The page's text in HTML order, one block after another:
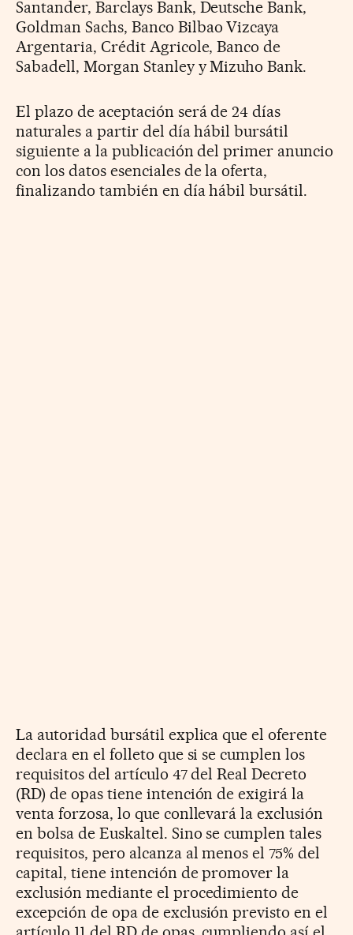
Santander, Barclays Bank, Deutsche Bank,
Goldman Sachs, Banco Bilbao Vizcaya
Argentaria, Crédit Agricole, Banco de
Sabadell, Morgan Stanley y Mizuho Bank.
El plazo de aceptación será de 24 días
naturales a partir del día hábil bursátil
siguiente a la publicación del primer anuncio
con los datos esenciales de la oferta,
finalizando también en día hábil bursátil.
La autoridad bursátil explica que el oferente
declara en el folleto que si se cumplen los
requisitos del artículo 47 del Real Decreto
(RD) de opas tiene intención de exigirá la
venta forzosa, lo que conllevará la exclusión
en bolsa de Euskaltel. Sino se cumplen tales
requisitos, pero alcanza al menos el 75% del
capital, tiene intención de promover la
exclusión mediante el procedimiento de
excepción de opa de exclusión previsto en el